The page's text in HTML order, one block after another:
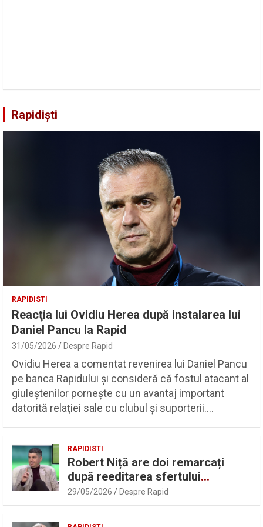
Rapidiști
RAPIDISTI
Reacţia lui Ovidiu Herea după instalarea lui
Daniel Pancu la Rapid
31/05/2026 Despre Rapid
Ovidiu Herea a comentat revenirea lui Daniel Pancu
pe banca Rapidului şi consideră că fostul atacant al
giuleştenilor porneşte cu un avantaj important
datorită relaţiei sale cu clubul şi suporterii.…
RAPIDISTI
Robert Niță are doi remarcați
după reeditarea sfertului
UEFAntastic: „Lideri în teren” |
Sport.ro
29/05/2026 Despre Rapid